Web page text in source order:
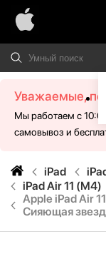
Уважаемые,
Мы работаем с
самовывоз и
iPad
iPad Air 11 (M4)
Apple iPad Air
Сияющая